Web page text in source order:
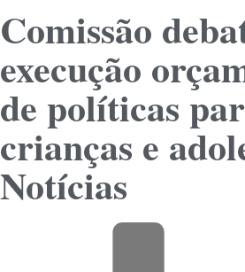
Comissão
execução
de políticas
crianças e
Notícias